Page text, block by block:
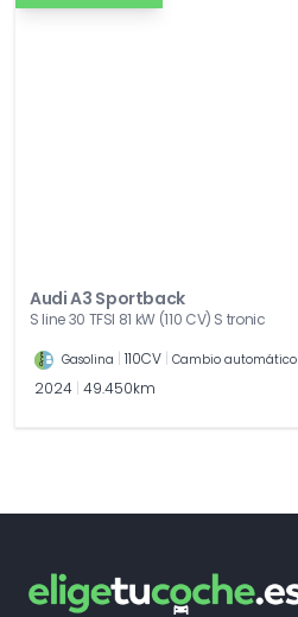
Audi A3 Sportback
S line 30 TFSI 81 kW (110 CV) S tronic
Gasolina 110CV Cambio automático
2024 49.450km